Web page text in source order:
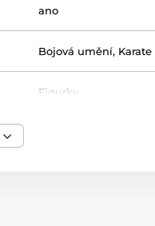
ano
Bojová umění, Karate
Figurky